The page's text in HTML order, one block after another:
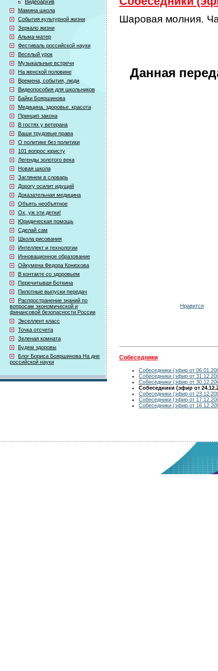
Видеоархив
Мамина школа
События культурной жизни
Зеркало жизни
Альма-матер
Фестиваль российской науки
Веселый урок
Музыкальные встречи
На женской половине
Времена, события, люди
Видеопособия для школьников
Байки Бояршинова
Медицина. здоровье. красота
Принцип закона
В гостях у ветерана
Ваши трудовые права
О политике без политики
101 вопрос юристу
Легенды золотого века
Новая школа
Заглянем в словарь
Дорогу осилит идущий
Доказательная медицина
Объять необъятное
Ох, уж эти детки!
Юридическая помощь
Сделай сам
Школа рисования
Интеллект и технологии
Инновационное образование
Ойкумена Федора Конюхова
В контакте со здоровьем
Перечитывая Боткина
Пилотные выпуски передач
Распространение знаний по
вопросам экономической и
финансовой безопасности России
Экселлент класс
Точка отсчета
Зеленая комната
Будем здоровы
Блог Бориса Бояршинова На дне
российской науки
Шаровая молния.
Данная
Нравится
Собеседники
Собеседники (эфир от
Собеседники (эфир от
Собеседники (эфир от
Собеседники (эфир от
Собеседники (эфир от
Собеседники (эфир от
Собеседники (эфир от